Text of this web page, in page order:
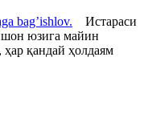
bag’ishlov. Истараси
юзига майин
қандай ҳолдаям